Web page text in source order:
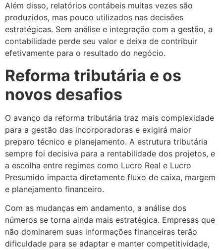
Além disso, relatórios contábeis muitas vezes são
produzidos, mas pouco utilizados nas decisões
estratégicas. Sem análise e integração com a gestão, a
contabilidade perde seu valor e deixa de contribuir
efetivamente para o resultado do negócio.
Reforma tributária e os
novos desafios
O avanço da reforma tributária traz mais complexidade
para a gestão das incorporadoras e exigirá maior
preparo técnico e planejamento. A estrutura tributária
sempre foi decisiva para a rentabilidade dos projetos, e
a escolha entre regimes como Lucro Real e Lucro
Presumido impacta diretamente fluxo de caixa, margem
e planejamento financeiro.
Com as mudanças em andamento, a análise dos
números se torna ainda mais estratégica. Empresas que
não dominarem suas informações financeiras terão
dificuldade para se adaptar e manter competitividade,